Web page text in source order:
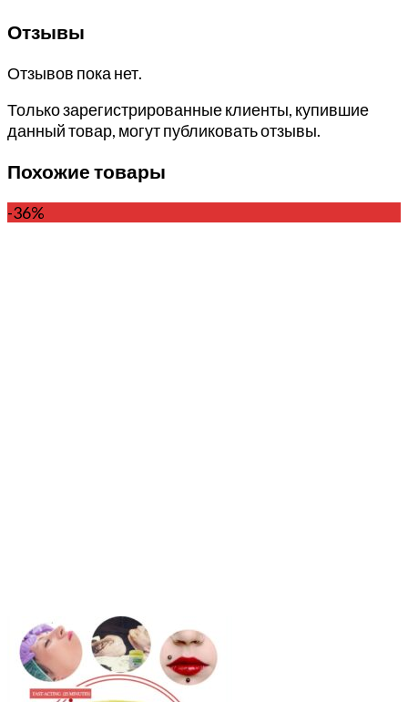
Отзывы
Отзывов пока нет.
Только зарегистрированные клиенты, купившие
данный товар, могут публиковать отзывы.
Похожие товары
-36%